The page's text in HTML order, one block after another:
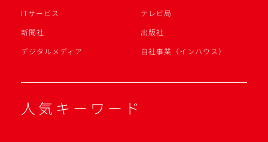
ITサービス
テレビ局
新聞社
出版社
デジタルメディア
自社事業（インハウス）
人気キーワード